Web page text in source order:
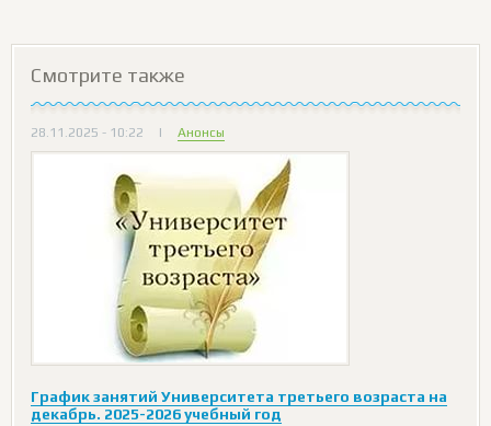
Смотрите также
28.11.2025 - 10:22 | Анонсы
График занятий Университета третьего возраста на
декабрь. 2025-2026 учебный год